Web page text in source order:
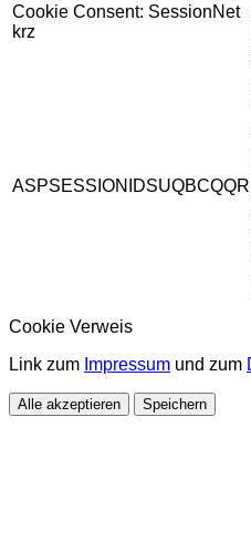
Cookie Consent: SessionNet
krz
ASPSESSIONIDSUQBCQQR
Cookie Verweis
Link zum Impressum und zum
Alle akzeptieren Speichern